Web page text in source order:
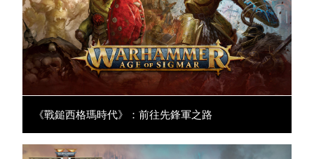
《戰鎚西格瑪時代》：前往先鋒軍之路